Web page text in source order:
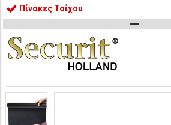
Πίνακες Τοίχου